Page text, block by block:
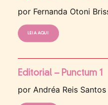
por Fernanda Otoni
LEIA AQUI
Editorial – Punctum 1
por Andréa Reis Santos